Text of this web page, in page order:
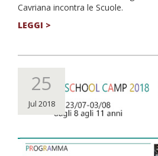
Cavriana incontra le Scuole.
LEGGI >
25
Jul 2018